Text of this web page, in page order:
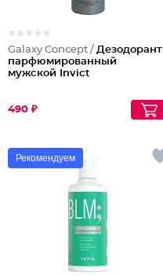
Galaxy Concept / Дезодорант
парфюмированный
мужской Invict
490 ₽
Рекомендуем